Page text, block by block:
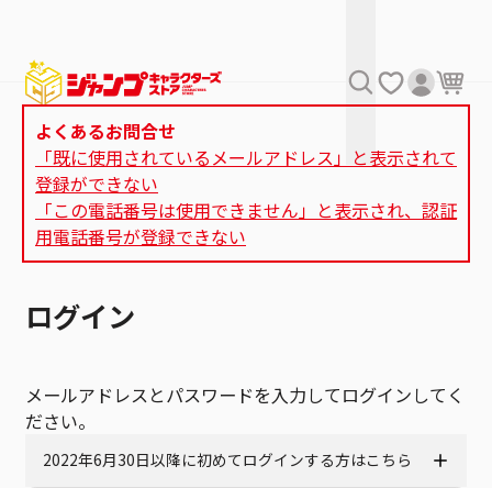
よくあるお問合せ
「既に使用されているメールアドレス」と表示されて
登録ができない
「この電話番号は使用できません」と表示され、認証
用電話番号が登録できない
ログイン
メールアドレスとパスワードを入力してログインしてく
ださい。
2022年6月30日以降に初めてログインする方はこちら